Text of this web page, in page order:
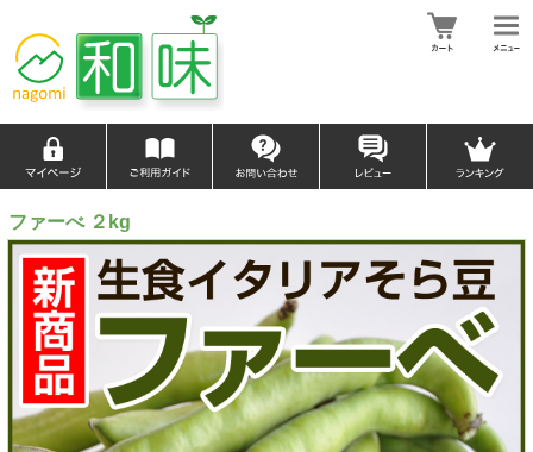
ファーべ ２kg